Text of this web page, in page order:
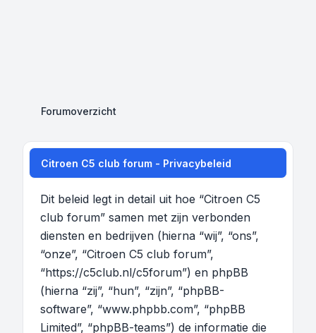
Forumoverzicht
Citroen C5 club forum - Privacybeleid
Dit beleid legt in detail uit hoe “Citroen C5
club forum” samen met zijn verbonden
diensten en bedrijven (hierna “wij”, “ons”,
“onze”, “Citroen C5 club forum”,
“https://c5club.nl/c5forum”) en phpBB
(hierna “zij”, “hun”, “zijn”, “phpBB-
software”, “www.phpbb.com”, “phpBB
Limited”, “phpBB-teams”) de informatie die